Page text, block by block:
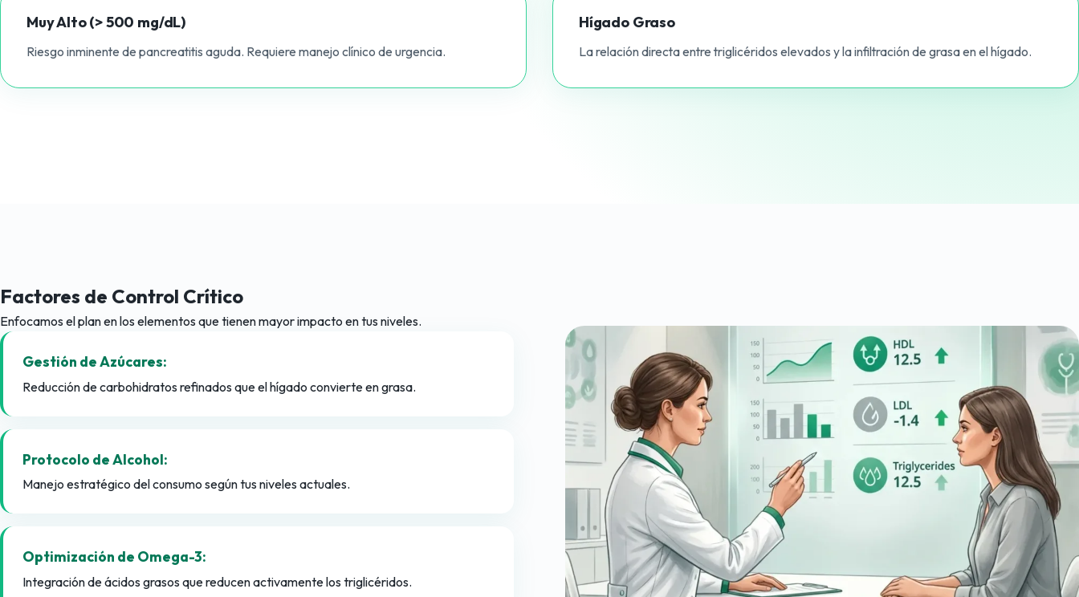
Muy Alto (> 500 mg/dL)
Riesgo inminente de pancreatitis aguda. Requiere manejo clínico de urgencia.
Hígado Graso
La relación directa entre triglicéridos elevados y la infiltración de grasa en el hígado.
Factores de Control Crítico
Enfocamos el plan en los elementos que tienen mayor impacto en tus niveles.
Gestión de Azúcares:
Reducción de carbohidratos refinados que el hígado convierte en grasa.
Protocolo de Alcohol:
Manejo estratégico del consumo según tus niveles actuales.
Optimización de Omega-3:
Integración de ácidos grasos que reducen activamente los triglicéridos.